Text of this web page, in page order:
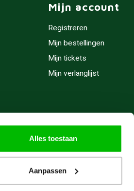
Alles toestaan
Aanpassen
Mijn account
Registreren
Mijn bestellingen
Mijn tickets
Mijn verlanglijst